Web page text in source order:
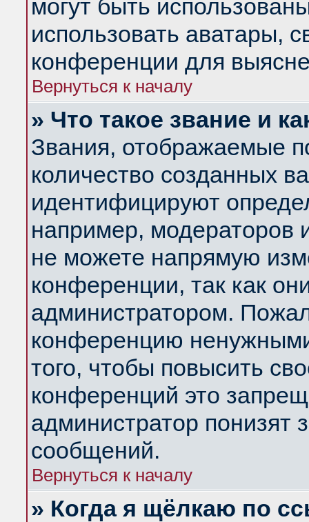
могут быть
использовать аватары,
конференции для
Вернуться к началу
» Что такое звание и
Звания, отображаемые
количество созданных
идентифицируют
например, модераторов
не можете напрямую
конференции, так как
администратором.
конференцию
того, чтобы повысить
конференций это
администратор понизят
сообщений.
Вернуться к началу
» Когда я щёлкаю по